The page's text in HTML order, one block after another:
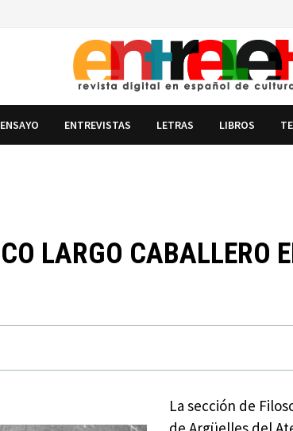
ENSAYO ENTREVISTAS LETRAS LIBROS
LARGO CABALLERO
La sección de